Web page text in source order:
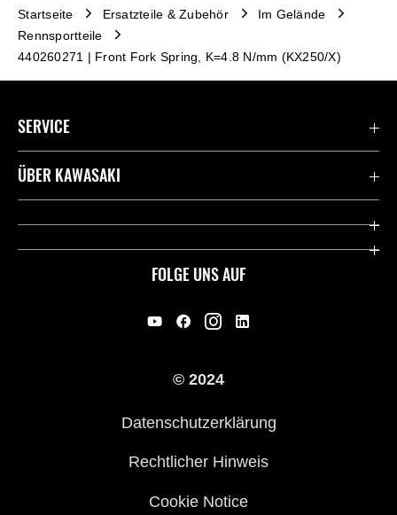
Startseite Ersatzteile & Zubehör
Im Gelände
Rennsportteile
440260271 | Front Fork Spring, K=4.8 N/mm (KX250/X)
FOLGE UNS AUF
SERVICE
Kontaktiere uns
ÜBER KAWASAKI
Kawasaki Deutschland
© 2024
Datenschutzerklärung
Rechtlicher Hinweis
Cookie Notice